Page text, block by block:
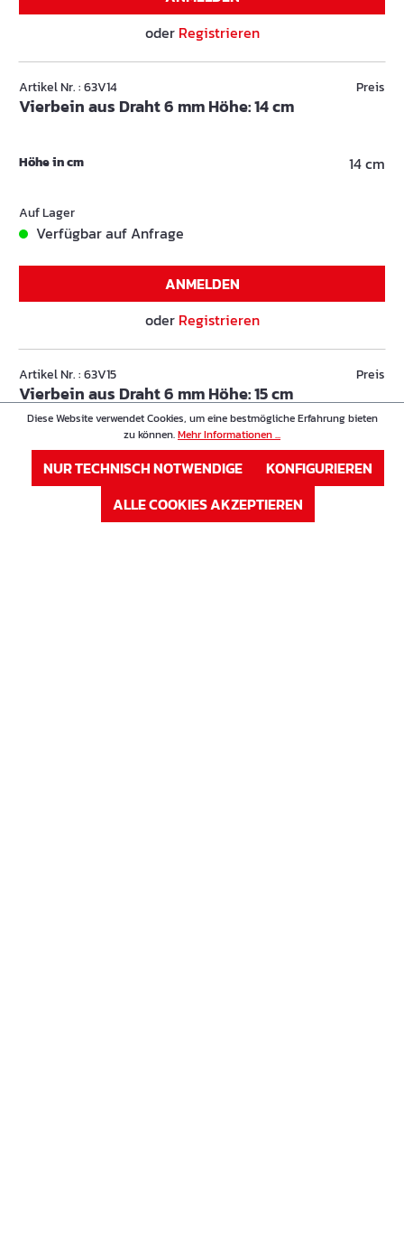
oder Registrieren
Artikel Nr. : 63V14
Vierbein aus Draht 6 mm Höhe: 14 cm
Preis
Höhe in cm 14 cm
Auf Lager
Verfügbar auf Anfrage
ANMELDEN
oder Registrieren
Artikel Nr. : 63V15
Vierbein aus Draht 6 mm Höhe: 15 cm
Preis
Höhe in cm 15 cm
Verfügbar auf Anfrage
Diese Website verwendet Cookies, um eine bestmögliche Erfahrung bieten
zu können.Mehr Informationen ...
NUR TECHNISCH NOTWENDIGE
KONFIGURIEREN
ALLE COOKIES AKZEPTIEREN